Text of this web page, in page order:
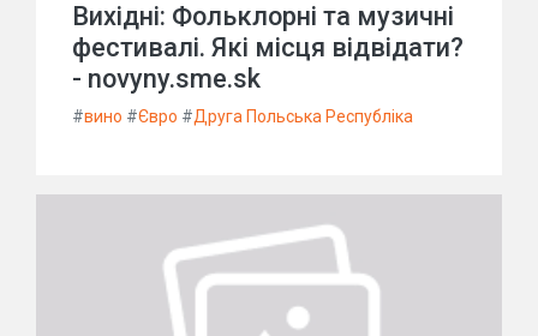
Вихідні: Фольклорні та музичні
фестивалі. Які місця відвідати?
- novyny.sme.sk
#вино #Євро #Друга Польська Республіка